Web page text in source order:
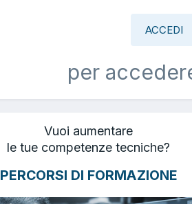
ACCEDI
per
Vuoi aumentare
le tue competenze tecniche?
PERCORSI DI FORMAZIONE